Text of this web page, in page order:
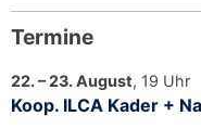
Termine
22. – 23. August, 19 Uhr
Koop. ILCA Kader +